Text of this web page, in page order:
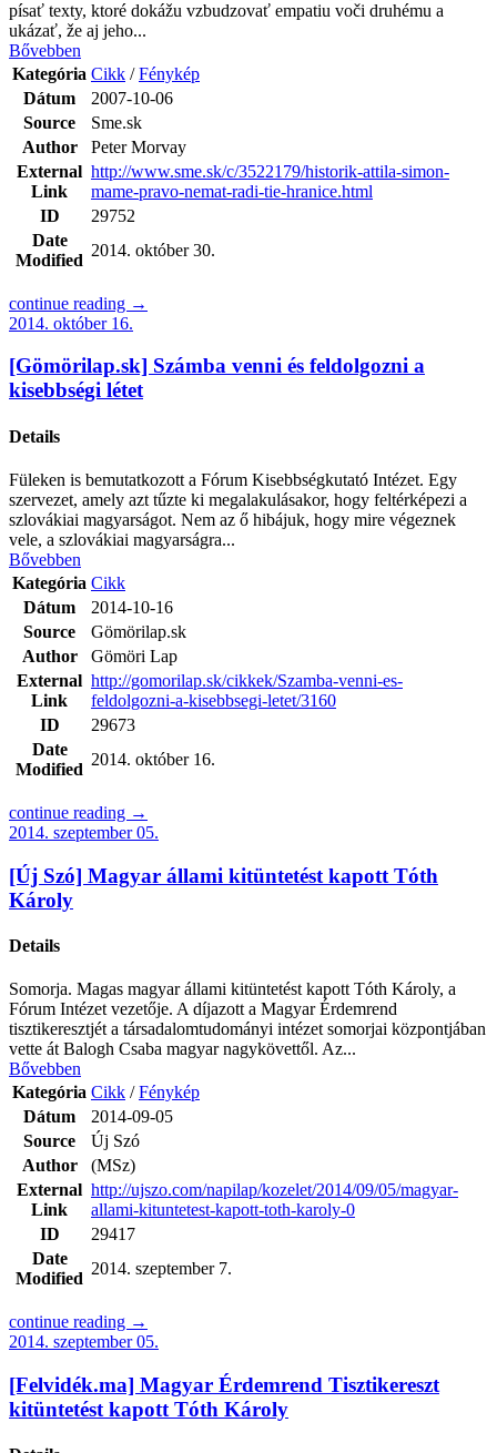
písať texty, ktoré dokážu vzbudzovať empatiu voči druhému a
ukázať, že aj jeho...
Bővebben
Kategória Cikk /Fénykép
Dátum
2007-10-06
Source
Sme.sk
Author
Peter Morvay
External
Link
http://www.sme.sk/c/3522179/historik-attila-simon-
mame-pravo-nemat-radi-tie-hranice.html
ID
29752
Date
Modified
2014. október 30.
continue reading →
2014. október 16.
[Gömörilap.sk] Számba venni és feldolgozni a
kisebbségi létet
Details
Füleken is bemutatkozott a Fórum Kisebbségkutató Intézet. Egy
szervezet, amely azt tűzte ki megalakulásakor, hogy feltérképezi a
szlovákiai magyarságot. Nem az ő hibájuk, hogy mire végeznek
vele, a szlovákiai magyarságra...
Bővebben
Kategória Cikk
Dátum
2014-10-16
Source
Gömörilap.sk
Author
Gömöri Lap
External
Link
http://gomorilap.sk/cikkek/Szamba-venni-es-
feldolgozni-a-kisebbsegi-letet/3160
ID
29673
Date
Modified
2014. október 16.
continue reading →
2014. szeptember 05.
[Új Szó] Magyar állami kitüntetést kapott Tóth
Károly
Details
Somorja. Magas magyar állami kitüntetést kapott Tóth Károly, a
Fórum Intézet vezetője. A díjazott a Magyar Érdemrend
tisztikeresztjét a társadalomtudományi intézet somorjai központjában
vette át Balogh Csaba magyar nagykövettől. Az...
Bővebben
Kategória Cikk /Fénykép
Dátum
2014-09-05
Source
Új Szó
Author
(MSz)
External
Link
http://ujszo.com/napilap/kozelet/2014/09/05/magyar-
allami-kituntetest-kapott-toth-karoly-0
ID
29417
Date
Modified
2014. szeptember 7.
continue reading →
2014. szeptember 05.
[Felvidék.ma] Magyar Érdemrend Tisztikereszt
kitüntetést kapott Tóth Károly